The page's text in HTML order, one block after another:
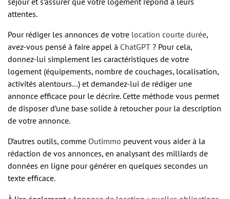
attentes.
Pour rédiger les annonces de votre location courte durée,
avez-vous pensé à faire appel à ChatGPT ? Pour cela,
donnez-lui simplement les caractéristiques de votre
logement (équipements, nombre de couchages, localisation,
activités alentours…) et demandez-lui de rédiger une
annonce efficace pour le décrire. Cette méthode vous permet
de disposer d’une base solide à retoucher pour la description
de votre annonce.
D’autres outils, comme Outimmo peuvent vous aider à la
rédaction de vos annonces, en analysant des milliards de
données en ligne pour générer en quelques secondes un
texte efficace.